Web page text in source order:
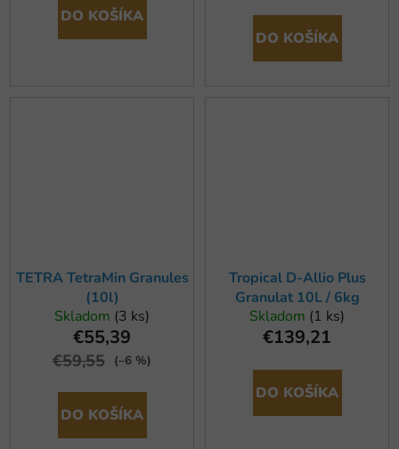
DO KOŠÍKA
DO KOŠÍKA
TETRA TetraMin Granules
(10l)
Skladom (3 ks)
€55,39
€59,55 (–6 %)
DO KOŠÍKA
Tropical D-Allio Plus
Granulat 10L / 6kg
Skladom (1 ks)
€139,21
DO KOŠÍKA